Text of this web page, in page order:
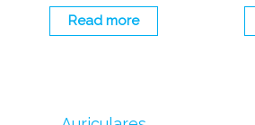
t
e
d
Read more